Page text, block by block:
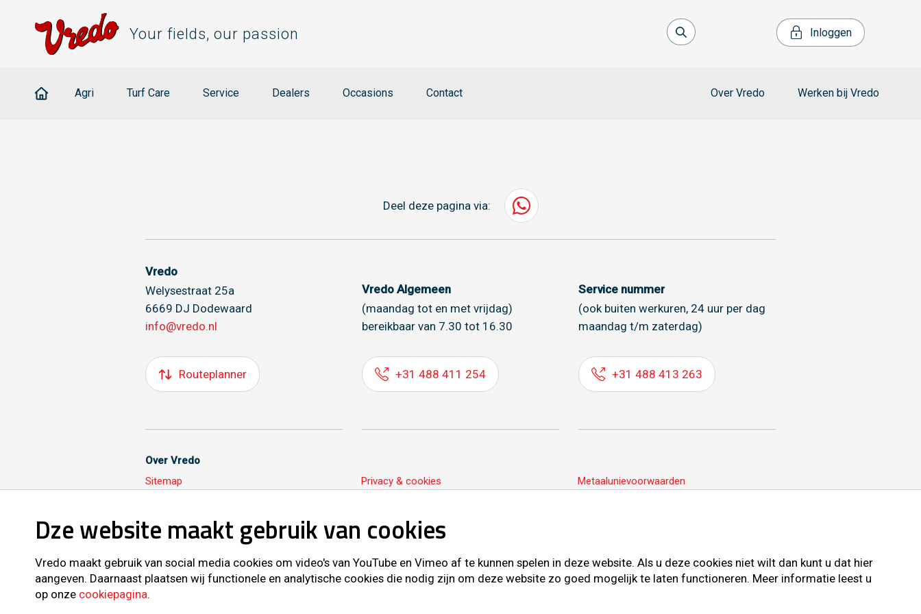
Your fields, our passion Inloggen
Agri Turf Care Service Dealers Occasions Contact Over Vredo Werken bij Vredo
Deel deze pagina via:
Vredo
Welysestraat 25a
6669 DJ Dodewaard
info@vredo.nl
Routeplanner
Vredo Algemeen
(maandag tot en met vrijdag)
bereikbaar van 7.30 tot 16.30
+31 488 411 254
Service nummer
(ook buiten werkuren, 24 uur per dag
maandag t/m zaterdag)
+31 488 413 263
Over Vredo
Sitemap
Privacy & cookies Metaalunievoorwaarden
Volg ons ook op
Dze website maakt gebruik van cookies
Vredo maakt gebruik van social media cookies om video's van YouTube en Vimeo af te kunnen spelen in deze website. Als u deze cookies niet wilt dan kunt u dat hier
aangeven. Daarnaast plaatsen wij functionele en analytische cookies die nodig zijn om deze website zo goed mogelijk te laten functioneren. Meer informatie leest u
op onze cookiepagina.